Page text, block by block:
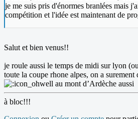
je me suis pris d'énormes branlées mais
compétition et l'idée est maintenant de
Salut et bien venus!!
je roule aussi le temps de midi sur lyon
toute la coupe rhone alpes, on a surement
au mont d’Ardèche aussi
à bloc!!!